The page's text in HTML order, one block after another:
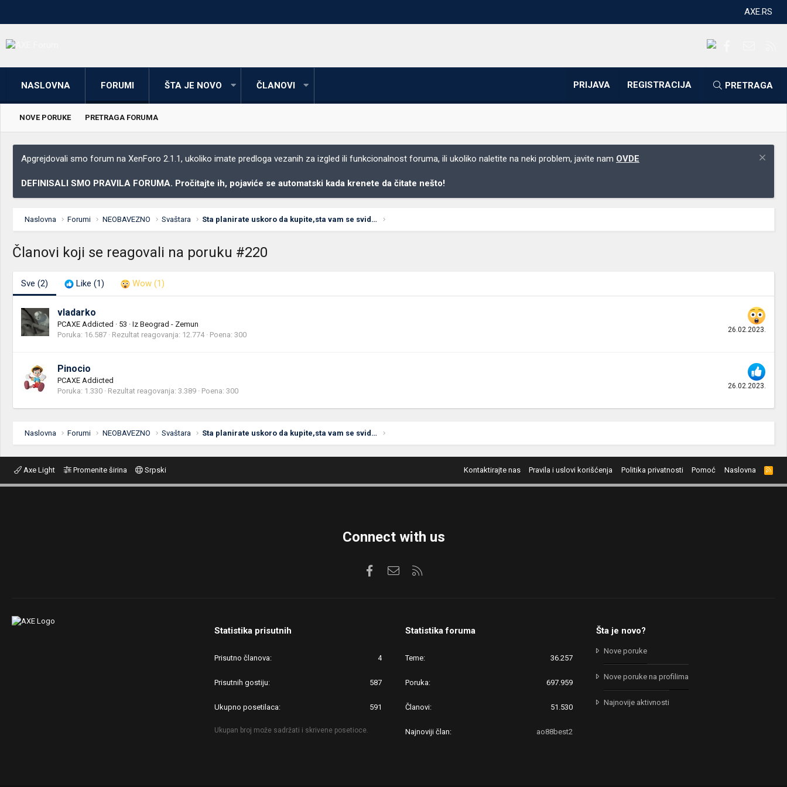
AXE.RS
NASLOVNA FORUMI ŠTA JE NOVO ČLANOVI PRIJAVA REGISTRACIJA PRETRAGA
NOVE PORUKE PRETRAGA FORUMA
Apgrejdovali smo forum na XenForo 2.1.1, ukoliko imate predloga vezanih za izgled ili funkcionalnost foruma, ili ukoliko naletite na neki problem, javite nam OVDE
DEFINISALI SMO PRAVILA FORUMA. Pročitajte ih, pojaviće se automatski kada krenete da čitate nešto!
Naslovna Forumi NEOBAVEZNO Svaštara Sta planirate uskoro da kupite,sta vam se svidja,sta bi zeleli da kupite tj. na sta ste "bacili oko"!? :)
Članovi koji se reagovali na poruku #220
Sve (2) Like (1) Wow (1)
26.02.2023.
vladarko
PCAXE Addicted · 53 · Iz Beograd - Zemun
Poruka 16.587 Rezultat reagovanja 12.774 Poena 300
26.02.2023.
Pinocio
PCAXE Addicted
Poruka 1.330 Rezultat reagovanja 3.389 Poena 300
Naslovna Forumi NEOBAVEZNO Svaštara Sta planirate uskoro da kupite,sta vam se svidja,sta bi zeleli da kupite tj. na sta ste "bacili oko"!? :)
Axe Light Promenite širina Srpski Kontaktirajte nas Pravila i uslovi korišćenja Politika privatnosti Pomoć Naslovna
R
S
S
Connect with us
FacebookKontaktirajte nas
Statistika prisutnih
Prisutno članova 4
Prisutnih gostiju 587
Ukupno posetilaca 591
Ukupan broj može sadržati i skrivene posetioce.
Statistika foruma
Teme 36.257
Poruka 697.959
Članovi 51.530
Najnoviji član ao88best2
Šta je novo?
Nove poruke
Nove poruke na profilima
Najnovije aktivnosti